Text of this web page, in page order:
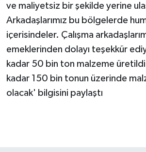
ve maliyetsiz bir şekilde yerine
Arkadaşlarımız bu bölgelerde
içerisindeler. Çalışma
emeklerinden dolayı teşekkür
kadar 50 bin ton malzeme
kadar 150 bin tonun üzerinde
olacak' bilgisini paylaştı